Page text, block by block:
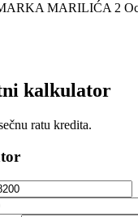
MARILIĆA 2
kalkulator
ratu kredita.